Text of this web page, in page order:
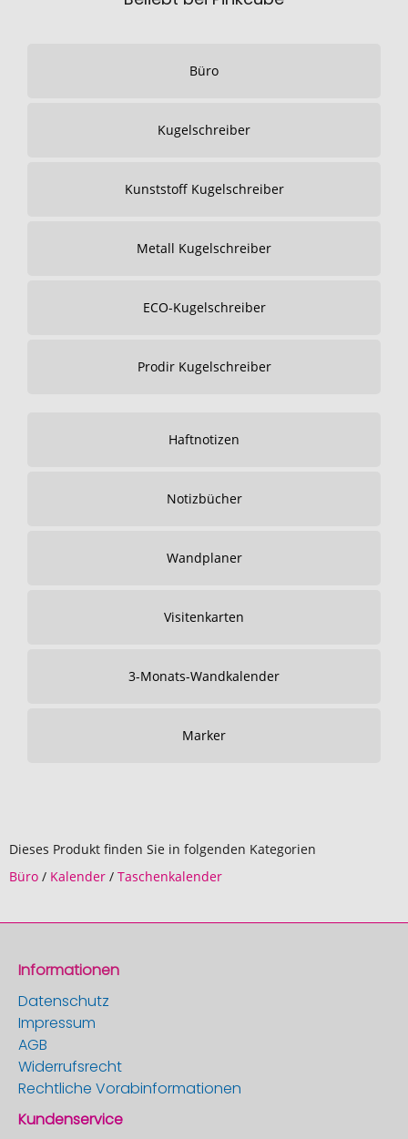
Büro
Kugelschreiber
Kunststoff Kugelschreiber
Metall Kugelschreiber
ECO-Kugelschreiber
Prodir Kugelschreiber
Haftnotizen
Notizbücher
Wandplaner
Visitenkarten
3-Monats-Wandkalender
Marker
Dieses Produkt finden Sie in folgenden Kategorien
Büro / Kalender / Taschenkalender
Informationen
Datenschutz
Impressum
AGB
Widerrufsrecht
Rechtliche Vorabinformationen
Kundenservice